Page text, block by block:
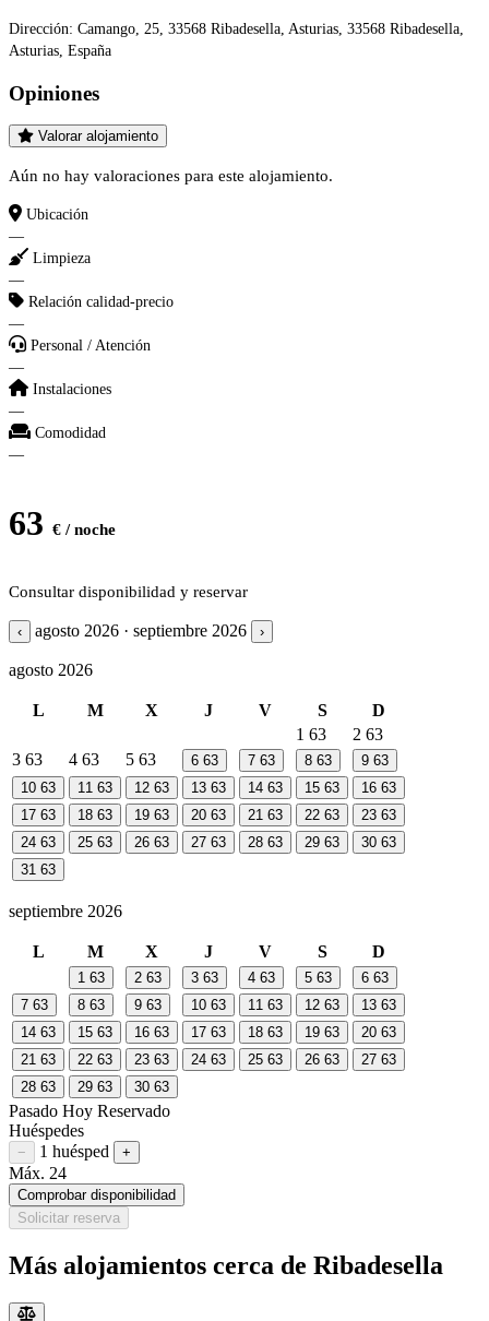
Dirección: Camango, 25, 33568 Ribadesella, Asturias, 33568 Ribadesella,
Asturias, España
Opiniones
Valorar alojamiento
Aún no hay valoraciones para este alojamiento.
Ubicación
—
Limpieza
—
Relación calidad-precio
—
Personal / Atención
—
Instalaciones
—
Comodidad
—
63 € / noche
Consultar disponibilidad y reservar
‹ agosto 2026 · septiembre 2026 ›
agosto 2026
L M X J V S
D
1 63 2 63
3 63 4 63 5 63 6 63 7 63 8 63 9 63
10 63 11 63 12 63 13 63 14 63 15 63 16 63
17 63 18 63 19 63 20 63 21 63 22 63 23 63
24 63 25 63 26 63 27 63 28 63 29 63 30 63
31 63
septiembre 2026
L M X J V S D
1 63 2 63 3 63 4 63 5 63 6 63
7 63 8 63 9 63 10 63 11 63 12 63 13 63
14 63 15 63 16 63 17 63 18 63 19 63 20 63
21 63 22 63 23 63 24 63 25 63 26 63 27 63
28 63 29 63 30 63
Pasado Hoy Reservado
Huéspedes
Restar huésped
− 1 huésped Sumar huésped
+
Máx. 24
Comprobar disponibilidad
Solicitar reserva
Más alojamientos cerca de Ribadesella